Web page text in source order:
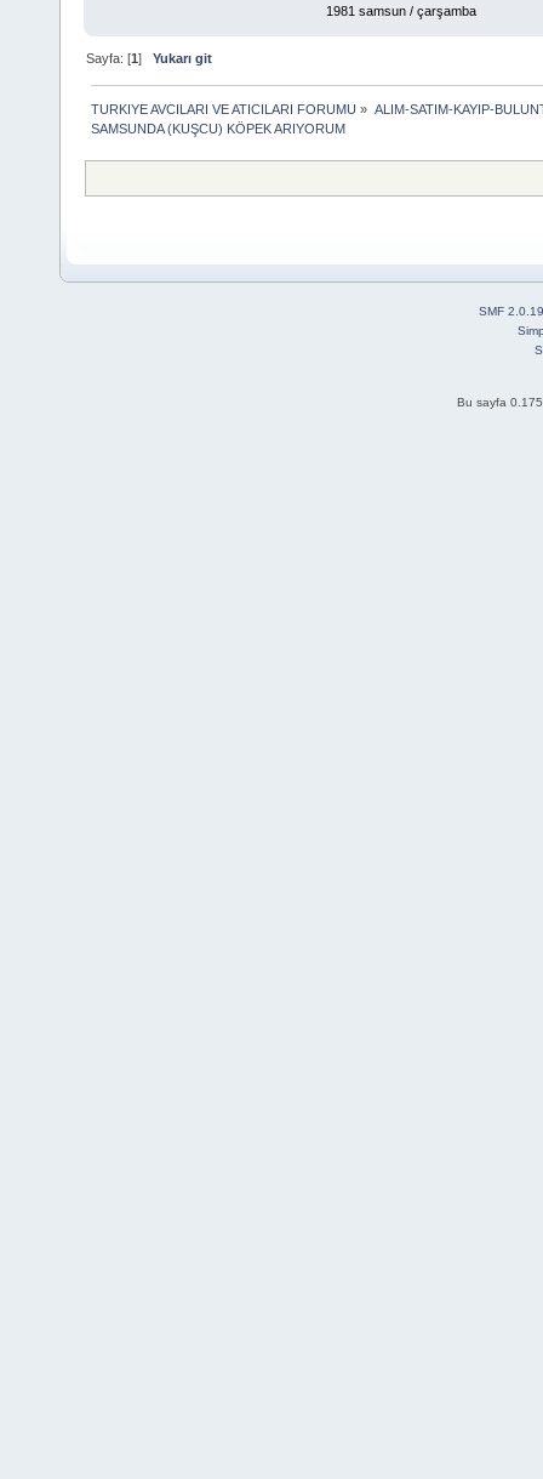
1981 samsun / çarşamba
Sayfa: [1]Yukarı git
TURKIYE AVCILARI VE ATICILARI FORUMU » ALIM-SATIM-KAYIP-
SAMSUNDA (KUŞCU) KÖPEK ARIYORUM
SMF 2.0.19
Bu sayfa